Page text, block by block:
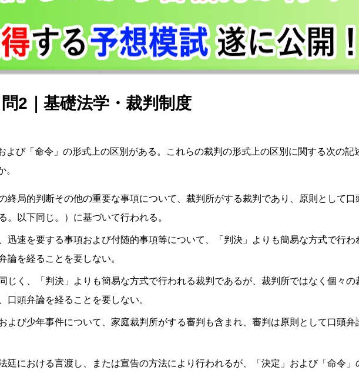
2｜基礎法学・裁判制度
よび「命令」の形式上の区別がある。これらの裁判の形式上の区別に関する次の記
。
終局的判断その他の重要な事項について、裁判所がする裁判であり、原則として口
。以下同じ。）に基づいて行われる。
迅速を要する事項および付随的事項等について、「判決」よりも簡易な方式で行わ
論を経ることを要しない。
じく、「判決」よりも簡易な方式で行われる裁判であるが、裁判所ではなく個々の
口頭弁論を経ることを要しない。
よび少年事件について、家庭裁判所がする審判も含まれ、審判は原則として口頭弁
廷における言渡し、または宣告の方法により行われるが、「決定」および「命令」